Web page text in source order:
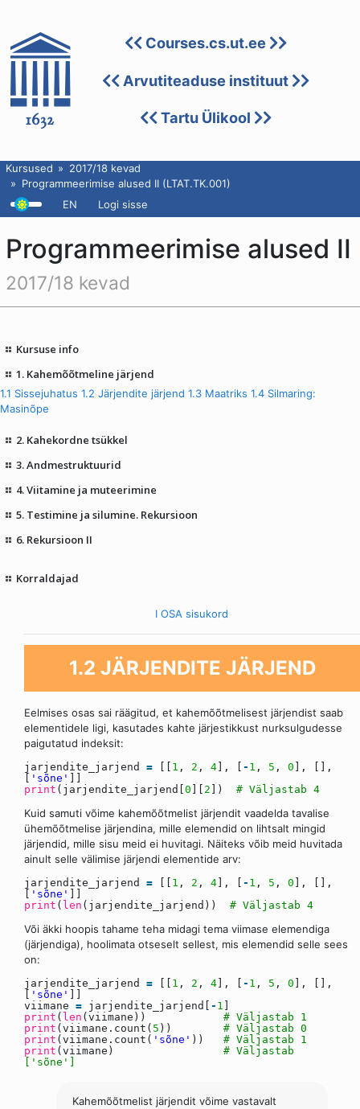
Courses.cs.ut.ee
Arvutiteaduse instituut
Tartu Ülikool
Kursused
2017/18 kevad
Programmeerimise alused II (LTAT.TK.001)
EN
Logi sisse
Programmeerimise alused II
2017/18 kevad
Kursuse info
1. Kahemõõtmeline järjend
1.1 Sissejuhatus 1.2 Järjendite järjend 1.3 Maatriks 1.4 Silmaring:
Masinõpe
2. Kahekordne tsükkel
3. Andmestruktuurid
4. Viitamine ja muteerimine
5. Testimine ja silumine. Rekursioon
6. Rekursioon II
Korraldajad
I OSA sisukord
1.2 JÄRJENDITE JÄRJEND
Eelmises osas sai räägitud, et kahemõõtmelisest järjendist saab
elementidele ligi, kasutades kahte järjestikkust nurksulgudesse
paigutatud indeksit:
jarjendite_jarjend = 1 , 2 , 4 ], [ - 1 , 5 , 0 ], [],
'sõne'
print (jarjendite_jarjend[ 0 2 ]) # Väljastab 4
Kuid samuti võime kahemõõtmelist järjendit vaadelda tavalise
ühemõõtmelise järjendina, mille elemendid on lihtsalt mingid
järjendid, mille sisu meid ei huvitagi. Näiteks võib meid huvitada
ainult selle välimise järjendi elementide arv:
jarjendite_jarjend = 1 , 2 , 4 ], [ - 1 , 5 , 0 ], [],
'sõne'
print ( len (jarjendite_jarjend)) # Väljastab 4
Või äkki hoopis tahame teha midagi tema viimase elemendiga
(järjendiga), hoolimata otseselt sellest, mis elemendid selle sees
on:
jarjendite_jarjend = 1 , 2 , 4 ], [ - 1 , 5 , 0 ], [],
'sõne'
viimane = jarjendite_jarjend[ - 1
print ( len (viimane)) # Väljastab 1
print (viimane.count( 5 )) # Väljastab 0
print (viimane.count( 'sõne' )) # Väljastab 1
print (viimane) # Väljastab
['sõne']
Kahemõõtmelist järjendit võime vastavalt